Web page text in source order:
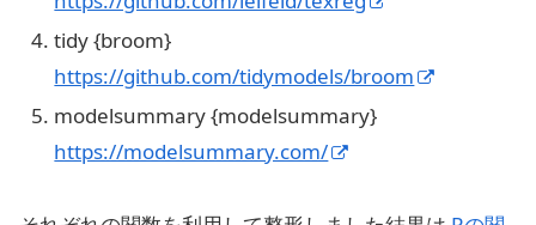
tidy {broom}
https://github.com/tidymodels/broom
modelsummary {modelsummary}
https://modelsummary.com/